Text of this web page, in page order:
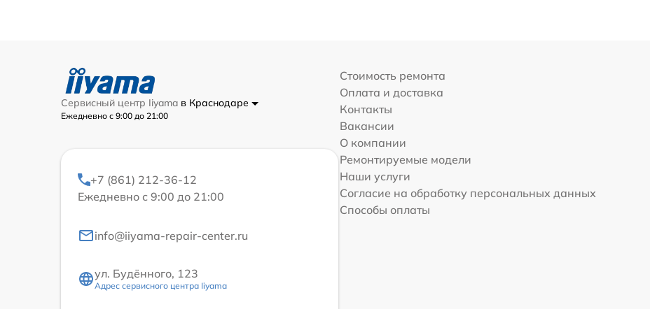
Сервисный центр Iiyama в Краснодаре
Ежедневно с 9:00 до 21:00
+7 (861) 212-36-12
Ежедневно с 9:00 до 21:00
info@iiyama-repair-center.ru
ул. Будённого, 123
Адрес сервисного центра Iiyama
Стоимость ремонта
Оплата и доставка
Контакты
Вакансии
О компании
Ремонтируемые модели
Наши услуги
Согласие на обработку персональных данных
Способы оплаты